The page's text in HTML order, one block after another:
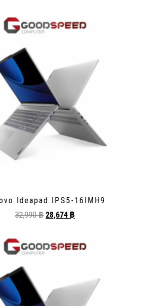
Ideapad IPS5-16IMH9
32,990฿ 28,674 ฿